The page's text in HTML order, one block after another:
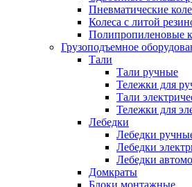
Пневматические
Колеса с литой
Полипропиленовые
Грузоподъемное
Тали
Тали ручные
Тележки для
Тали
Тележки для
Лебедки
Лебедки
Лебедки
Лебедки
Домкраты
Блоки монтажные